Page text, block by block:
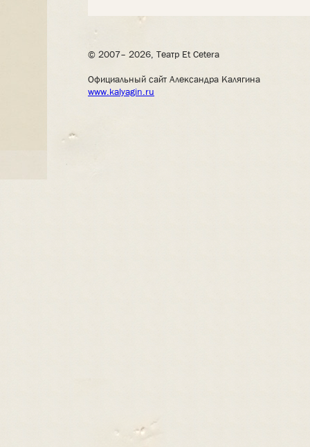
© 2007– 2026, Театр Et Cetera
Официальный сайт Александра Калягина
www.kalyagin.ru